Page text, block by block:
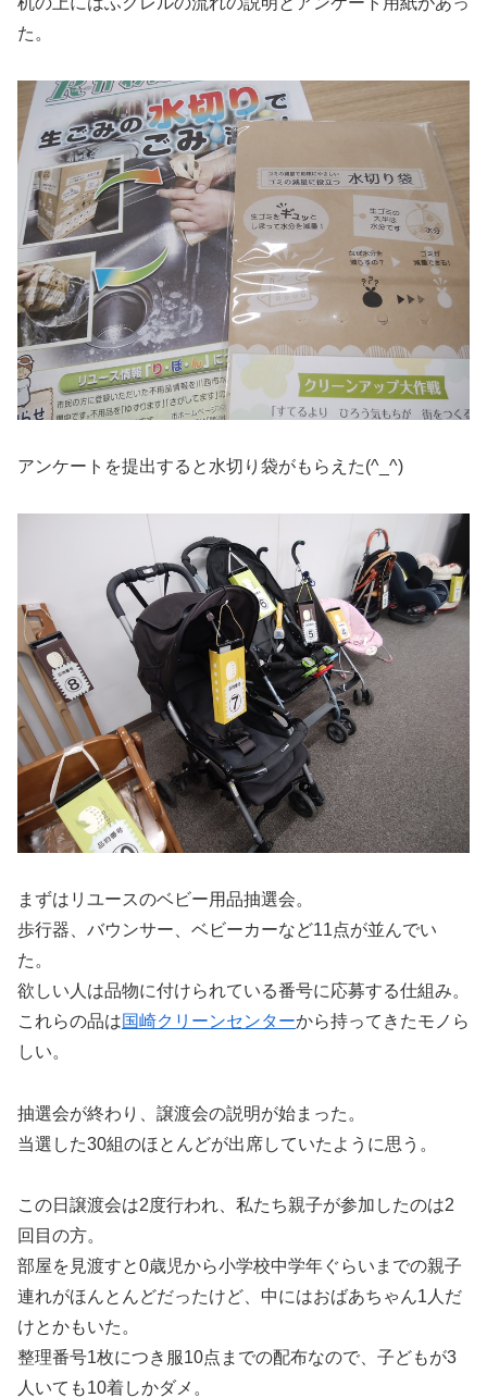
た。
アンケートを提出すると水切り袋がもらえた(^_^)
まずはリユースのベビー用品抽選会。
歩行器、バウンサー、ベビーカーなど11点が並んでい
た。
欲しい人は品物に付けられている番号に応募する仕組み。
これらの品は国崎クリーンセンターから持ってきたモノら
しい。
抽選会が終わり、譲渡会の説明が始まった。
当選した30組のほとんどが出席していたように思う。
この日譲渡会は2度行われ、私たち親子が参加したのは2
回目の方。
部屋を見渡すと0歳児から小学校中学年ぐらいまでの親子
連れがほんとんどだったけど、中にはおばあちゃん1人だ
けとかもいた。
整理番号1枚につき服10点までの配布なので、子どもが3
人いても10着しかダメ。